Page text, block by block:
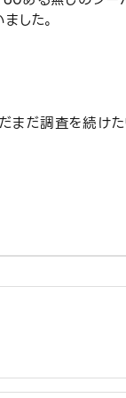
した。
まだ調査を続け